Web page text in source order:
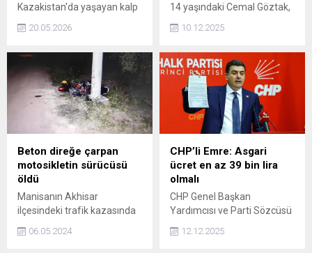
Kazakistan'da yaşayan kalp
(71), DHA'nın 'Kalbe küçük
haberi ile ilgili videoları sanal
medyada gördükten sonra
tedavi için geldiği Antalya'da
sağlığına kavuştu.
20.05.2026
14 yaşındaki Cemal Göztak,
gördüğü hastane odasında
hazırlandı. Kırşehir Sıddık
Demir Anadolu Lisesi'ni
kazanan genç hasta, kemik
iliği nakli öncesi büyük bir
başarıya imza attı.
10.12.2025
Beton direğe çarpan
motosikletin sürücüsü
öldü
Manisanın Akhisar
ilçesindeki trafik kazasında
06.05.2024
CHP’li Emre: Asgari
ücret en az 39 bin lira
olmalı
CHP Genel Başkan
Yardımcısı ve Parti Sözcüsü
ücretin bu ülkede en az 39
12.12.2025